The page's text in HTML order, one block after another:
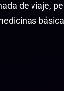
de viaje,